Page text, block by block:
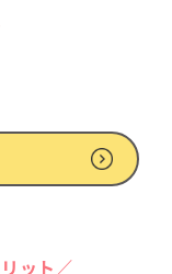
ット／